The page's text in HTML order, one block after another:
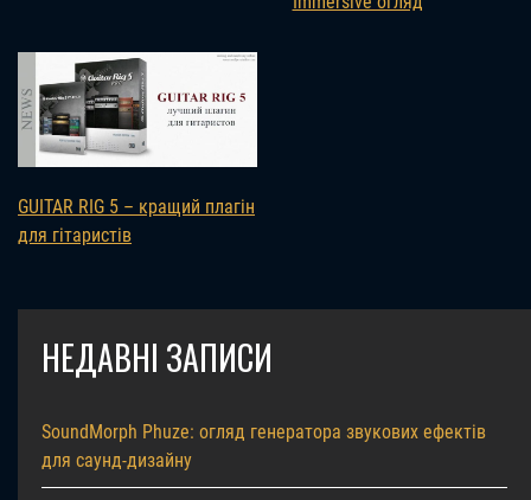
GUITAR RIG 5 – кращий плагін
для гітаристів
НЕДАВНІ ЗАПИСИ
SoundMorph Phuze: огляд генератора звукових ефектів
для саунд-дизайну